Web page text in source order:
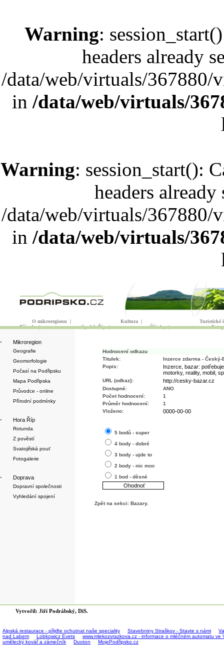
Warning:
headers already
/data/web/virtuals/
in /data/web/virtuals/
Warning: session_start():
headers
/data/web/virtuals/
in /data/web/virtuals/
O mikroregionu | Kultura |
Turistické
Příroda| Spolek Říp| Články|
· Mikroregion
Geografie
Geomorfologie
Počasí na Podřipsku
Mapa Podřipska
Průvodce - online
Přírodní podmínky
· Hora Říp
Rotunda
Z pověstí
Svatojiřská pouť
Fotogalerie
· Doprava
Dopravní společnosti
Vyhledání spojení
Hodnocení odkazu
Titulek:
Inzerce zdarma - Český-
Popis:
Inzerce, bazar:
motorky, reality, mobil,
URL (odkaz}: http://cesky-bazar.cz
Dostupné:
ANO
Počet hodnocení:
1
Průměr hodnocení:
1
Vloženo:
0000-00-00
5 bodů - super
4 body - dobré
3 body - ujde to
2 body - nic moc
1 bod - děsné
Zpět na sekci: Bazary.
Vytvořil: Jiří Podrábský, DiS.
Alpská restaurace - přijďte ochutnat naše speciality Stavebniny Straškov - Stavte s námi
nad Labem
Lobkowicz Evets
www.mlekozvrazkova.cz - informace o mléčném automatu
umělecký kovář a zámečník
Duoton MojePodřipsko.cz